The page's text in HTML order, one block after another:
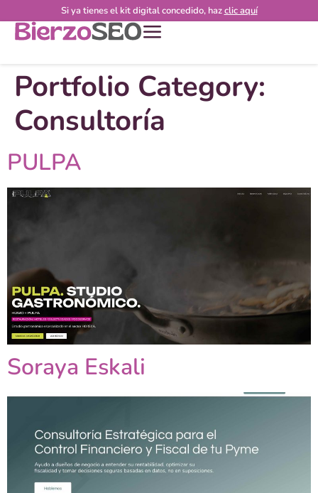
Si ya tienes el kit digital concedido, hazclic aquí
Portfolio Category:
Consultoría
PULPA
Soraya Eskali